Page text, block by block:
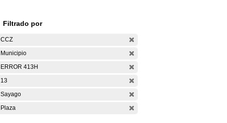
Filtrado por
CCZ
Municipio
ERROR 413H
13
Sayago
Plaza